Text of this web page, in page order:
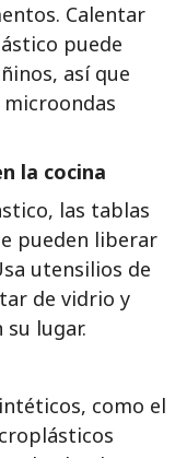
Calentar
puede
así que
la cocina
las tablas
pueden liberar
utensilios de
de vidrio y
lugar.
como el